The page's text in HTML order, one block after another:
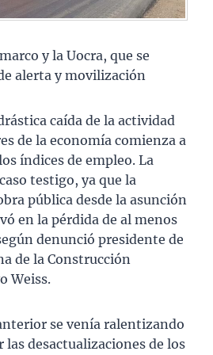
y la Uocra, que se
alerta y movilización
caída de la actividad
de la economía comienza a
índices de empleo. La
testigo, ya que la
pública desde la asunción
en la pérdida de al menos
denunció presidente de
de la Construcción
Weiss.
se venía ralentizando
desactualizaciones de los